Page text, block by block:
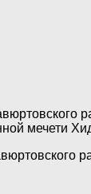
мечети